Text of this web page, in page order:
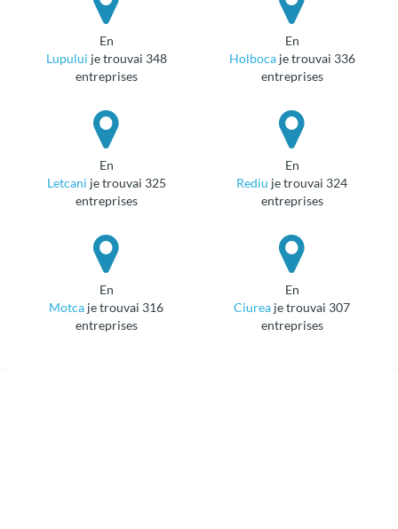
en
Lupului je trouvai 348
entreprises
en
Holbocaje trouvai 336
entreprises
en
Letcani je trouvai 325
entreprises
en
Rediu je trouvai 324
entreprises
en
Motca je trouvai 316
entreprises
en
Ciurea je trouvai 307
entreprises